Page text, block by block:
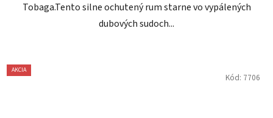
Tobaga.Tento silne ochutený rum starne vo vypálených
dubových sudoch...
AKCIA
Kód: 7706